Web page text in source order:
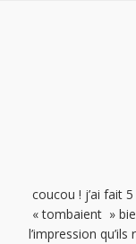
coucou ! j’ai fait
« tombaient »
l’impression